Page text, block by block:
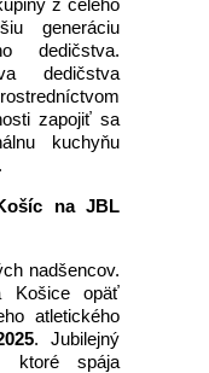
z celého
generáciu
dedičstva.
dedičstva
zapojiť sa
kuchyňu
na JBL
nadšencov.
opäť
atletického
. Jubilejný
ktoré spája